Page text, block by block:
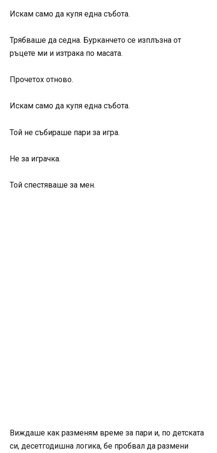
Искам само да купя една събота.
Трябваше да седна. Бурканчето се изплъзна от
ръцете ми и изтрака по масата.
Прочетох отново.
Искам само да купя една събота.
Той не събираше пари за игра.
Не за играчка.
Той спестяваше за мен.
Виждаше как разменям време за пари и, по детската
си, десетгодишна логика, бе пробвал да размени